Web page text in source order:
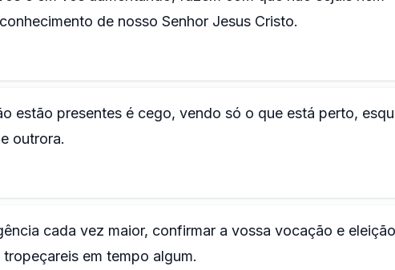
de nosso Senhor Jesus Cristo.
estão presentes é cego, vendo só o que está perto,
outrora.
cada vez maior, confirmar a vossa vocação e
em tempo algum.